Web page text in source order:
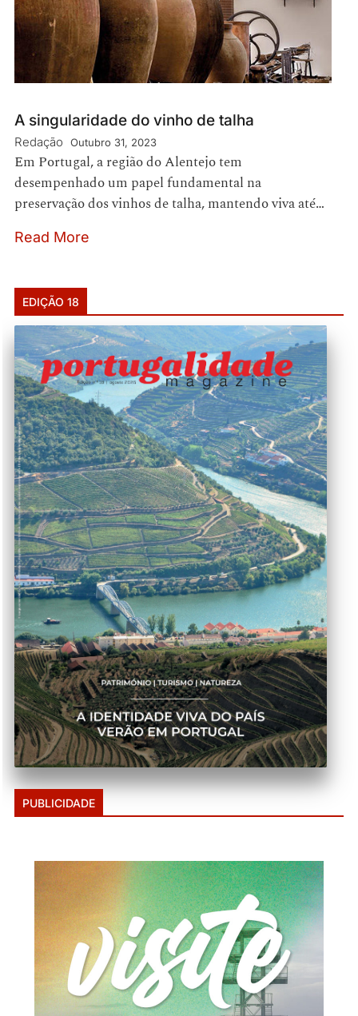
A singularidade do vinho de talha
Redação Outubro 31, 2023
Em Portugal, a região do Alentejo tem
desempenhado um papel fundamental na
preservação dos vinhos de talha, mantendo viva até…
Read More
EDIÇÃO 18
PUBLICIDADE